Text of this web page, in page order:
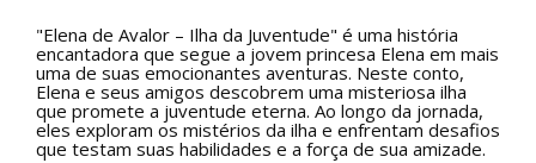
"Elena de Avalor – Ilha da Juventude" é uma história
encantadora que segue a jovem princesa Elena em mais
uma de suas emocionantes aventuras. Neste conto,
Elena e seus amigos descobrem uma misteriosa ilha
que promete a juventude eterna. Ao longo da jornada,
eles exploram os mistérios da ilha e enfrentam desafios
que testam suas habilidades e a força de sua amizade.